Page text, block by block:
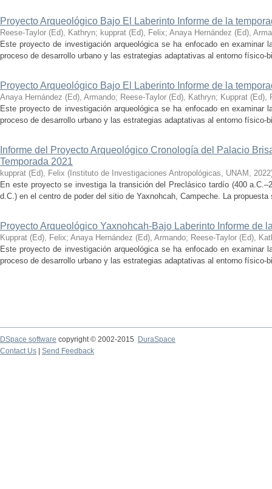
Proyecto Arqueológico Bajo El Laberinto Informe de la
Reese-Taylor (Ed), Kathryn; kupprat (Ed), Felix; Anaya Hernández (Ed),
Este proyecto de investigación arqueológica se ha enfocado en examinar
proceso de desarrollo urbano y las estrategias adaptativas al entorno físico-
Proyecto Arqueológico Bajo El Laberinto Informe de la
Anaya Hernández (Ed), Armando; Reese-Taylor (Ed), Kathryn; Kupprat (Ed),
Este proyecto de investigación arqueológica se ha enfocado en examinar
proceso de desarrollo urbano y las estrategias adaptativas al entorno físico-
Informe del Proyecto Arqueológico Cronología del Palacio
Temporada 2021
kupprat (Ed), Felix ( Instituto de Investigaciones Antropológicas, UNAM , 2022
En este proyecto se investiga la transición del Preclásico tardío (400
d.C.) en el centro de poder del sitio de Yaxnohcah, Campeche. La
Proyecto Arqueológico Yaxnohcah-Bajo Laberinto Informe de
Kupprat (Ed), Felix; Anaya Hernández (Ed), Armando; Reese-Taylor (Ed),
Este proyecto de investigación arqueológica se ha enfocado en examinar
proceso de desarrollo urbano y las estrategias adaptativas al entorno físico-
DSpace software copyright © 2002-2015
DuraSpace
Contact Us
Send Feedback